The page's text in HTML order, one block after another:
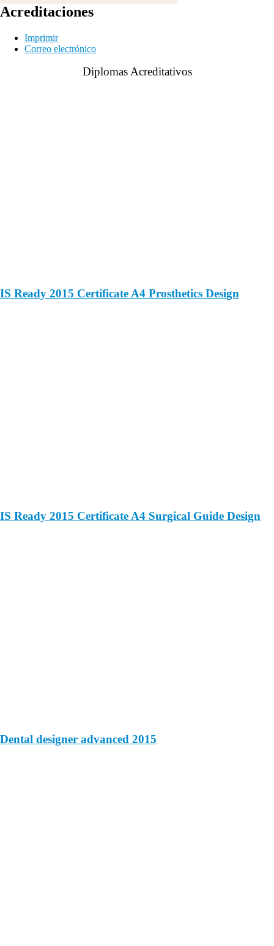
Acreditaciones
Imprimir
Correo electrónico
Diplomas Acreditativos
IS Ready 2015 Certificate A4 Prosthetics Design
IS Ready 2015 Certificate A4 Surgical Guide Design
Dental designer advanced 2015